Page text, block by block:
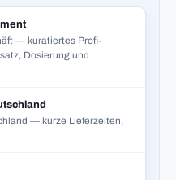
— kuratiertes Profi-
Dosierung und
— kurze Lieferzeiten,